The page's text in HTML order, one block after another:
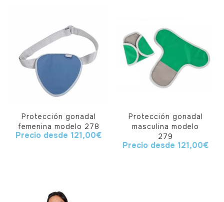
Protección gonadal
femenina modelo 278
Precio desde 121,00€
Protección gonadal
masculina modelo
279
Precio desde 121,00€